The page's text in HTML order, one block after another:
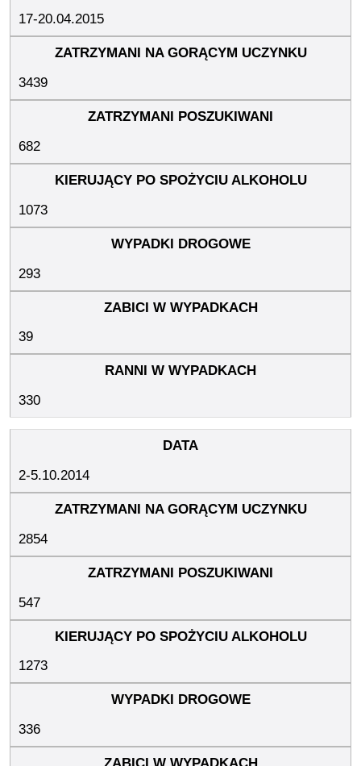
17-20.04.2015
3439
682
1073
293
39
330
2-5.10.2014
2854
547
1273
336